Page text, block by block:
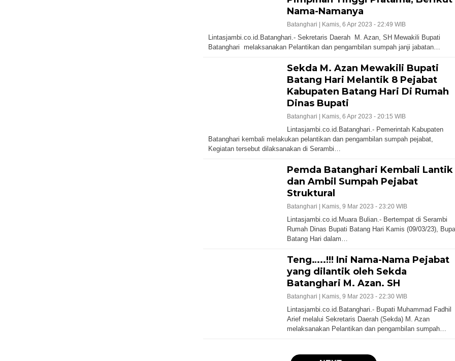
Nama-Namanya
Batanghari | Kamis, 6 Apr 2023 - 22:49 WIB
Lintasjambi.co.id.Batanghari.- Sekretaris Daerah M. Azan, SH Mewakili Bupati
Batanghari melaksanakan Pelantikan dan pengambilan sumpah janji jabatan…
Sekda M. Azan Mewakili Bupati
Batang Hari Melantik 8 Pejabat
Kabupaten Batang Hari Di Rumah
Dinas Bupati
Batanghari | Kamis, 6 Apr 2023 - 20:15 WIB
Lintasjambi.co.id.Batanghari.- Pemerintah Kabupaten
Batanghari kembali melakukan pelantikan dan pengambilan sumpah pejabat,
Kegiatan tersebut dilaksanakan di Serambi…
Pemda Batanghari Kembali Lantik
dan Ambil Sumpah Pejabat
Struktural
Batanghari | Kamis, 9 Mar 2023 - 23:20 WIB
Lintasjambi.co.id.Muara Bulian.- Bertempat di Serambi
Rumah Dinas Bupati Batang Hari Kamis (09/03/23),
Batang Hari dalam…
Teng…..!!! Ini Nama-Nama Pejabat
yang dilantik oleh Sekda
Batanghari M. Azan. SH
Batanghari | Kamis, 9 Mar 2023 - 22:30 WIB
Lintasjambi.co.id.Batanghari.- Bupati Muhammad Fadhil
Arief melalui Sekretaris Daerah (Sekda) M. Azan
melaksanakan Pelantikan dan pengambilan sumpah…